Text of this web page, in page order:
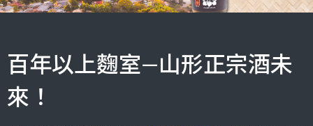
百年以上麴室—山形正宗酒未
來！